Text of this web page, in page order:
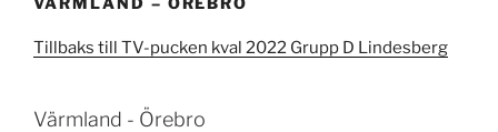
Tillbaks till TV-pucken kval 2022 Grupp D Lindesberg
Värmland - Örebro